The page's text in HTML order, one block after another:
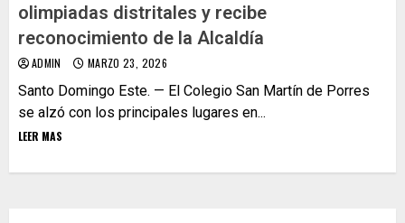
olimpiadas distritales y recibe
reconocimiento de la Alcaldía
ADMIN MARZO 23, 2026
Santo Domingo Este. — El Colegio San Martín de Porres
se alzó con los principales lugares en...
LEER MAS